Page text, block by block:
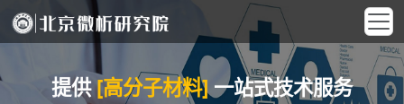
提供[高分子材料]一站式技术服务